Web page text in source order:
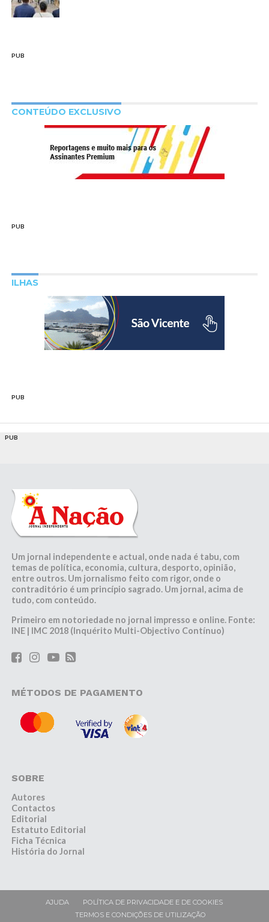
PUB
CONTEÚDO EXCLUSIVO
PUB
ILHAS
PUB
PUB
Um jornal independente e actual, onde nada é tabu, com
temas de política, economia, cultura, desporto, opinião,
entre outros. Um jornalismo feito com rigor, onde o
contraditório é um princípio sagrado. Um jornal, acima de
tudo, com conteúdo.
Primeiro em notoriedade no jornal impresso e online. Fonte:
INE | IMC 2018 (Inquérito Multi-Objectivo Contínuo)
MÉTODOS DE PAGAMENTO
SOBRE
Autores
Contactos
Editorial
Estatuto Editorial
Ficha Técnica
História do Jornal
AJUDA
POLÍTICA DE PRIVACIDADE E DE COOKIES
TERMOS E CONDIÇÕES DE UTILIZAÇÃO